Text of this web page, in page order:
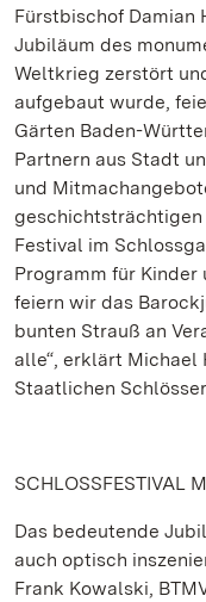
Fürstbischof Damian
Jubiläum des
Weltkrieg zerstört
aufgebaut wurde,
Gärten Baden-
Partnern aus Stadt
und
geschichtsträchtigen
Festival im
Programm für Kinder
feiern wir das
bunten Strauß an
alle“, erklärt Michael
Staatlichen
SCHLOSSFESTIVAL
Das bedeutende
auch optisch
Frank Kowalski,